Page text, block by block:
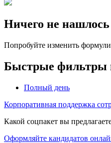
Ничего не нашлось
Попробуйте изменить
Быстрые фильтры
Полный день
Корпоративная поддержка
Какой соцпакет вы
Оформляйте кандидатов